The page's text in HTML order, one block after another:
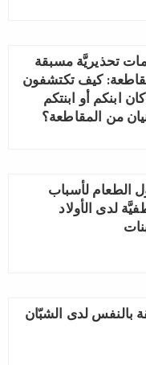
تحذيريَّة مسبقة
كيف تكتشفون
ابنكم أو ابنتكم
من المقاطعة؟
الطعام لأسباب
لدى الأولاد
بالنفس لدى الشبّان